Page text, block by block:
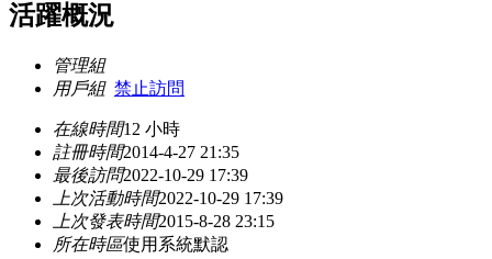
活躍概況
管理組
用戶組 禁止訪問
在線時間12 小時
註冊時間2014-4-27 21:35
最後訪問2022-10-29 17:39
上次活動時間2022-10-29 17:39
上次發表時間2015-8-28 23:15
所在時區使用系統默認